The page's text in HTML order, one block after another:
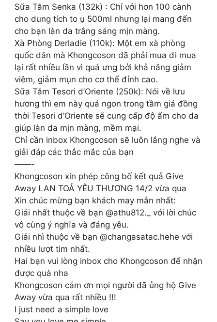
Sữa Tắm Senka (132k) : Chỉ với hơn 100 cành
cho dung tích to ụ 500ml nhưng lại mang đến
cho bạn làn da trắng sáng mịn màng.
Xà Phòng Derladie (110k): Một em xà phòng
quốc dân mà Khongcoson đã phải mua đi mua
lại rất nhiều lần vì quá ưng bởi khả năng giảm
viêm, giảm mụn cho cơ thể đỉnh cao.
Sữa Tắm Tesori d’Oriente (250k): Nói về lưu
hương thì em này quá ngon trong tầm giá đồng
thời Tesori d’Oriente sẽ cung cấp độ ẩm cho da
giúp làn da mịn màng, mềm mại.
Chỉ cần inbox Khongcoson sẽ luôn lắng nghe và
giải đáp các thắc mắc của bạn
——-
Khongcoson xin phép công bố kết quả Give
Away LAN TOẢ YÊU THƯƠNG 14/2 vừa qua
Xin chúc mừng bạn khách may mắn nhất:
Giải nhất thuộc về bạn @athu812._ với lời chúc
vô cùng ý nghĩa và đáng yêu.
Giải nhì thuộc về bạn @changasatac.hehe với
nhiều lượt tim nhất.
Hai bạn vui lòng inbox cho Khongcoson để nhận
được quà nha
Khongcoson cám ơn mọi người đã ủng hộ Give
Away vừa qua rất nhiều !!!
I just need a simple love